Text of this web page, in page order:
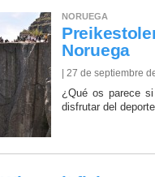
NORUEGA
Noruega
| 27 de septiembre
¿Qué os parece
disfrutar del